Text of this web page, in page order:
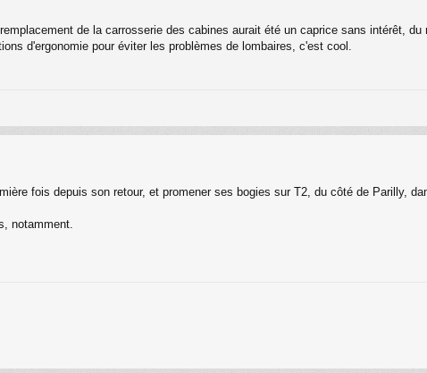
de la carrosserie des cabines aurait été un caprice sans intérêt,
d'ergonomie pour éviter les problèmes de lombaires, c'est cool.
fois depuis son retour, et promener ses bogies sur T2, du côté de Parilly,
notamment.